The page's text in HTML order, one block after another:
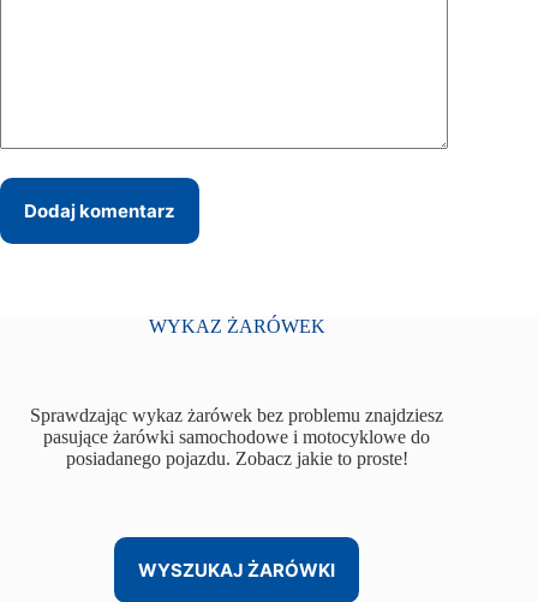
Dodaj komentarz
WYKAZ ŻARÓWEK
Sprawdzając wykaz żarówek bez problemu znajdziesz
pasujące żarówki samochodowe i motocyklowe do
posiadanego pojazdu. Zobacz jakie to proste!
WYSZUKAJ ŻARÓWKI